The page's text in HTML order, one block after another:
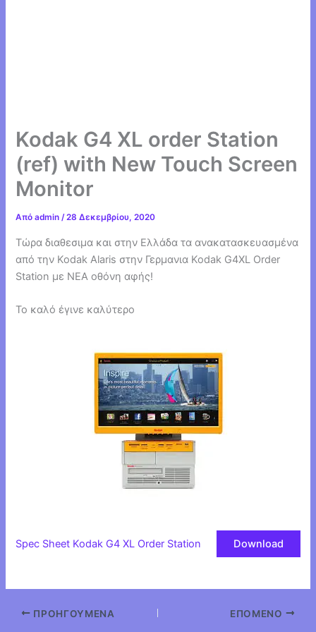
Kodak G4 XL order Station
(ref) with New Touch Screen
Monitor
Απόadmin/28 Δεκεμβρίου, 2020
Τώρα διαθεσιμα και στην Ελλάδα τα ανακατασκευασμένα
από την Kodak Alaris στην Γερμανια Kodak G4XL Order
Station με ΝΕΑ οθόνη αφής!
Το καλό έγινε καλύτερο
Spec Sheet Kodak G4 XL Order Station Download
ΠΡΟΗΓΟΎΜΕΝΑ ΕΠΌΜΕΝΟ